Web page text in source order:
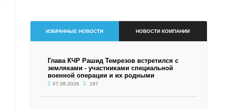
ИЗБРАННЫЕ НОВОСТИ НОВОСТИ КОМПАНИИ
Глава КЧР Рашид Темрезов встретился с
земляками - участниками специальной
военной операции и их родными
07.08.2026 197